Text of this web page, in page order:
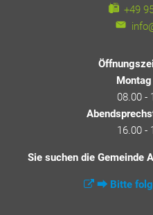
+49
08.00 -
16.00 -
Sie suchen die Gemeinde
⮕ Bitte